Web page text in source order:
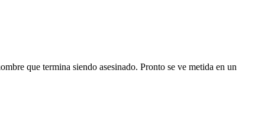
que termina siendo asesinado. Pronto se ve metida en un